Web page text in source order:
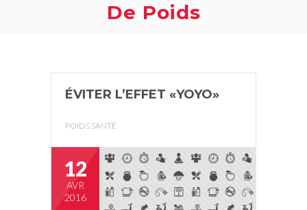
De Poids
ÉVITER L’EFFET «YOYO»
POIDS SANTÉ
12
AVR
2016